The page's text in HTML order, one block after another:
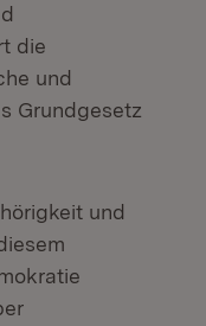
die
und
Grundgesetz
und